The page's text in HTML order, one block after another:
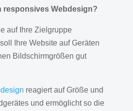
responsives Webdesign?
auf Ihre Zielgruppe
Ihre Website auf Geräten
Bildschirmgrößen gut
reagiert auf Größe und
und ermöglicht so die